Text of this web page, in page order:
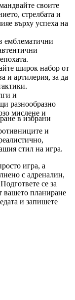
своите
стрелбата и
върху успеха на
емблематични
широк набор от
и артилерия, за да
и
разнообразно
мислене и
и
стил на игра.
игра, а
с адреналин,
се за
вашето планиране
и запишете
в избрани